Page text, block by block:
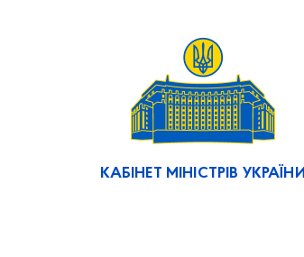
КАБІНЕТ МІНІСТРІВ УКРАЇНИ